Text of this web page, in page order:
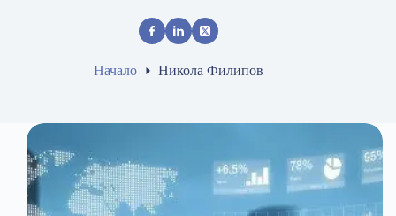
Начало Никола Филипов